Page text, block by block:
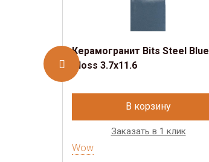
Керамогранит Bits Steel Blue
Gloss 3.7x11.6
В корзину
Заказать в 1 клик
Wow